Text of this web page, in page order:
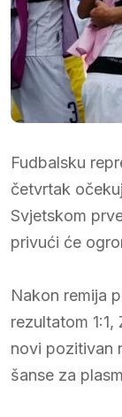
Fudbalsku
četvrtak
Svjetskom
privući će
Nakon remija
rezultatom
novi pozitivan
šanse za